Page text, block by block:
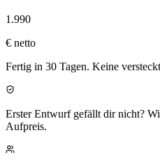
1.990
€ netto
Fertig in 30 Tagen. Keine
Erster Entwurf gefällt dir nicht?
Aufpreis.